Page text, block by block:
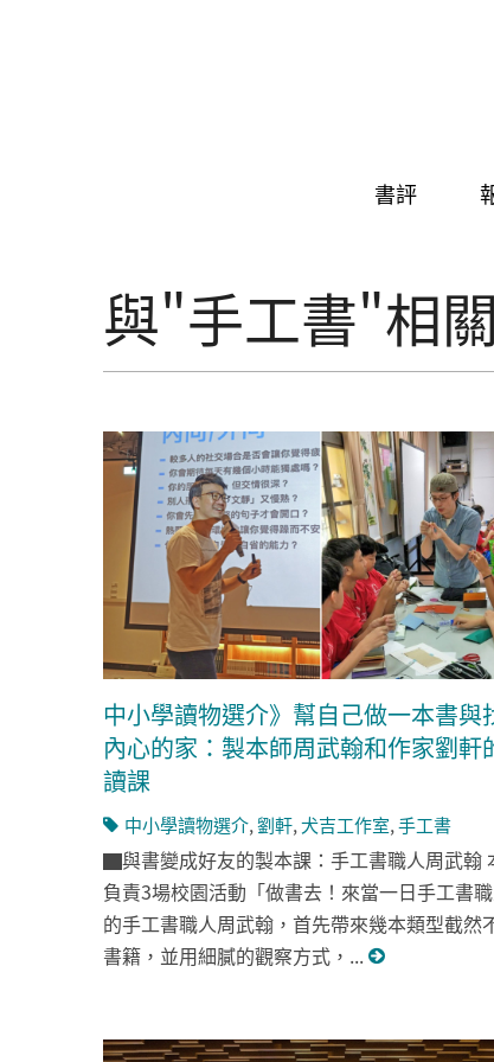
書評
與"手工書"相
中小學讀物選介》幫自己做一本書與
內心的家：製本師周武翰和作家劉軒
讀課
中小學讀物選介,劉軒,犬吉工作室,手工書
▇與書變成好友的製本課：手工書職人周武翰
負責3場校園活動「做書去！來當一日手工書職
的手工書職人周武翰，首先帶來幾本類型截然
書籍，並用細膩的觀察方式，...